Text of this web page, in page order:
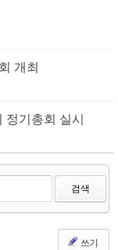
개최
정기총회 실시
검색
쓰기